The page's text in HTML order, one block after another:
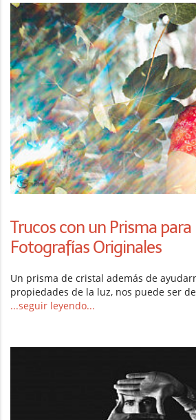
Trucos con un Prisma
Fotografías Originales
Un prisma de cristal además de
propiedades de la luz, nos puede ser
...seguir leyendo...